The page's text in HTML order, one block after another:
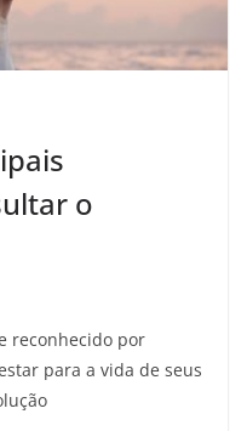
o
reconhecido por
para a vida de seus